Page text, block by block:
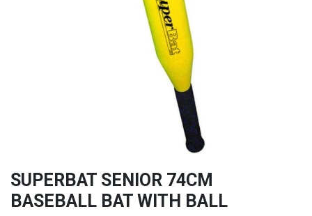
SUPERBAT SENIOR 74CM
BASEBALL BAT WITH BALL